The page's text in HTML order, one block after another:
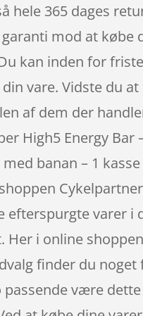
hele 365 dages
mod at købe
kan inden for
vare. Vidste du at
af dem der
High5 Energy Bar
banan – 1 kasse
efterspurgte varer i
Her i online
finder du noget
passende være dette